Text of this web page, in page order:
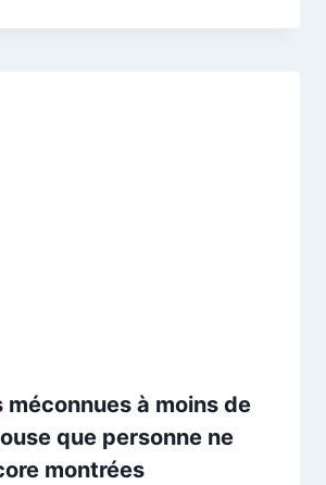
méconnues à moins de
que personne ne
montrées